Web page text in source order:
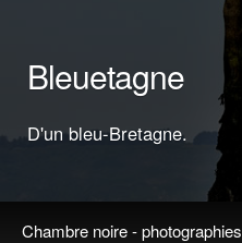
Bleuetagne
D'un bleu-Bretagne.
Chambre noire - photographies